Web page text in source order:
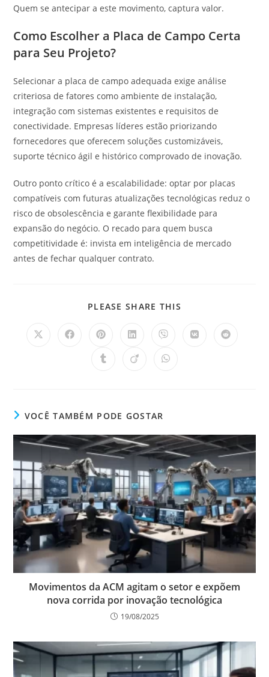
Quem se antecipar a este movimento, captura valor.
Como Escolher a Placa de Campo Certa
para Seu Projeto?
Selecionar a placa de campo adequada exige análise
criteriosa de fatores como ambiente de instalação,
integração com sistemas existentes e requisitos de
conectividade. Empresas líderes estão priorizando
fornecedores que oferecem soluções customizáveis,
suporte técnico ágil e histórico comprovado de inovação.
Outro ponto crítico é a escalabilidade: optar por placas
compatíveis com futuras atualizações tecnológicas reduz o
risco de obsolescência e garante flexibilidade para
expansão do negócio. O recado para quem busca
competitividade é: invista em inteligência de mercado
antes de fechar qualquer contrato.
PLEASE SHARE THIS
VOCÊ TAMBÉM PODE GOSTAR
Movimentos da ACM agitam o setor e expõem
nova corrida por inovação tecnológica
19/08/2025